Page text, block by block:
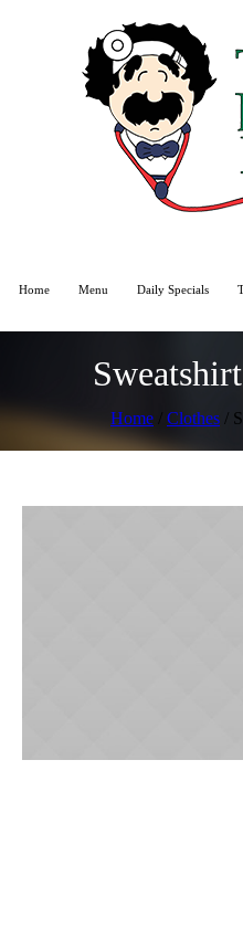
Home Menu Daily Specials
Home Сlothes /